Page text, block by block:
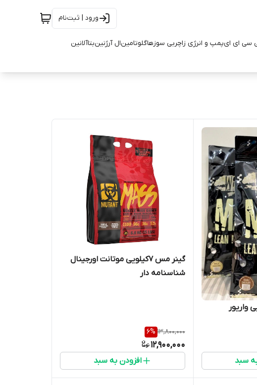
ورود | ثبت‌نام
سی ای ایپمپ و انرژی زاچربی سوزهاگلوتامینال آرژنینبتاآلانین
سبد
گینر مس ۷کیلویی موتانت اورجینال
شناسنامه دار
13,800,000
6%
12,900,000
افزودن به سبد